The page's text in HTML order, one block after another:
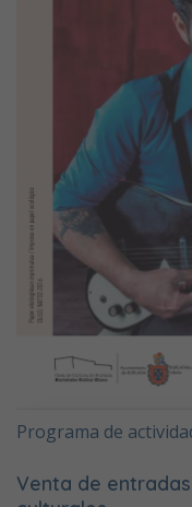
Programa de
Venta de